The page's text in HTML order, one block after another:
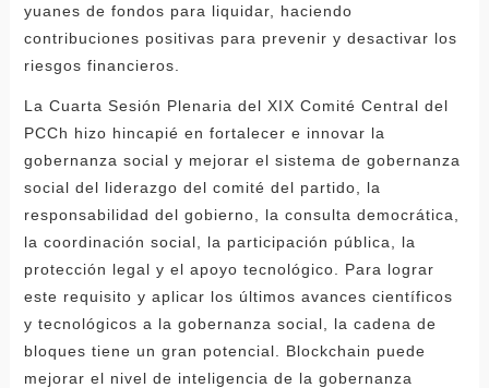
yuanes de fondos para liquidar, haciendo
contribuciones positivas para prevenir y desactivar los
riesgos financieros.
La Cuarta Sesión Plenaria del XIX Comité Central del
PCCh hizo hincapié en fortalecer e innovar la
gobernanza social y mejorar el sistema de gobernanza
social del liderazgo del comité del partido, la
responsabilidad del gobierno, la consulta democrática,
la coordinación social, la participación pública, la
protección legal y el apoyo tecnológico. Para lograr
este requisito y aplicar los últimos avances científicos
y tecnológicos a la gobernanza social, la cadena de
bloques tiene un gran potencial. Blockchain puede
mejorar el nivel de inteligencia de la gobernanza